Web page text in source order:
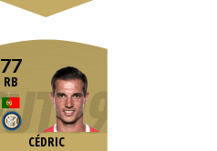
77
RB
CÉDRIC